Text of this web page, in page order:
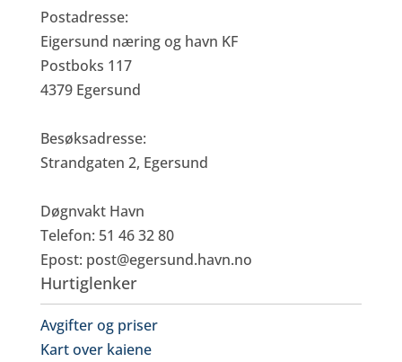
Postadresse:
Eigersund næring og havn KF
Postboks 117
4379 Egersund
Besøksadresse:
Strandgaten 2, Egersund
Døgnvakt Havn
Telefon: 51 46 32 80
Epost: post@egersund.havn.no
Hurtiglenker
Avgifter og priser
Kart over kaiene